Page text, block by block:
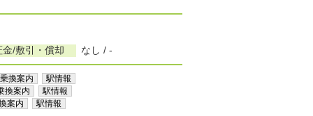
金/敷引・償却 なし / -
乗換案内 駅情報
換案内 駅情報
案内 駅情報